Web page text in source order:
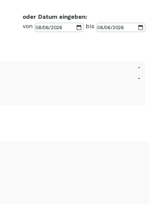
oder Datum eingeben:
von
bis
-
-